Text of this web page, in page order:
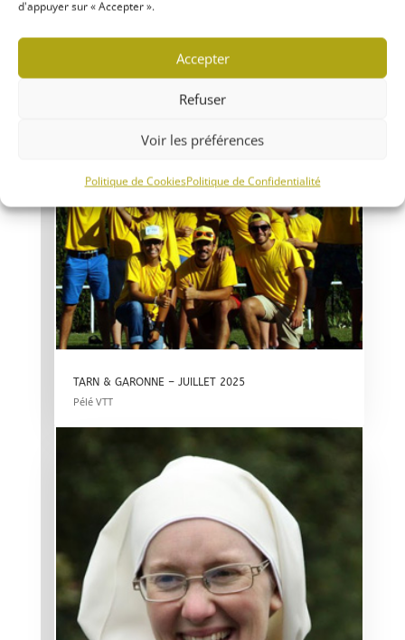
d'appuyer sur « Accepter ».
Accepter
Refuser
Voir les préférences
Politique de CookiesPolitique de Confidentialité
TARN & GARONNE – JUILLET 2025
Pélé VTT